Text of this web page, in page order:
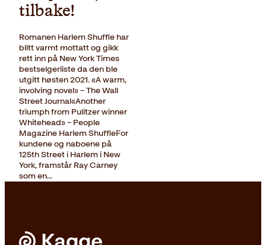
tilbake!
Romanen Harlem Shuffle har
blitt varmt mottatt og gikk
rett inn på New York Times
bestselgerliste da den ble
utgitt høsten 2021. «A warm,
involving novel» – The Wall
Street Journal«Another
triumph from Pulitzer winner
Whitehead» – People
Magazine Harlem ShuffleFor
kundene og naboene på
125th Street i Harlem i New
York, framstår Ray Carney
som en…